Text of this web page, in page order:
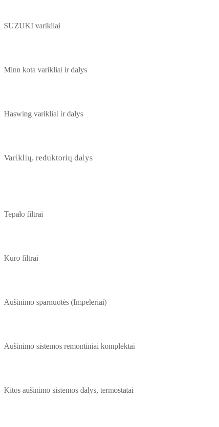
SUZUKI varikliai
Minn kota varikliai ir dalys
Haswing varikliai ir dalys
Variklių, reduktorių dalys
Tepalo filtrai
Kuro filtrai
Aušinimo sparnuotės (Impeleriai)
Aušinimo sistemos remontiniai komplektai
Kitos aušinimo sistemos dalys, termostatai